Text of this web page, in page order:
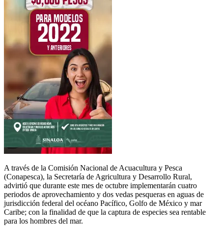
A través de la Comisión Nacional de Acuacultura y Pesca
(Conapesca), la Secretaría de Agricultura y Desarrollo Rural,
advirtió que durante este mes de octubre implementarán cuatro
periodos de aprovechamiento y dos vedas pesqueras en aguas de
jurisdicción federal del océano Pacífico, Golfo de México y mar
Caribe; con la finalidad de que la captura de especies sea rentable
para los hombres del mar.